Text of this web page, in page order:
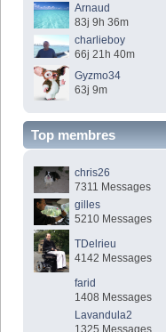
Arnaud
83j 9h 36m
charlieboy
66j 21h 40m
Gyzmo34
63j 9m
Top membres
chris26
7311 Messages
gilles
5210 Messages
TDelrieu
4142 Messages
farid
1408 Messages
Lavandula2